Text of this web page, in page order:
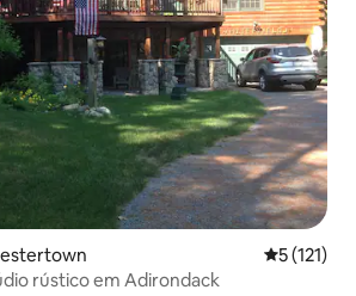
5 de uma
5 (121)
rústico em Adirondack